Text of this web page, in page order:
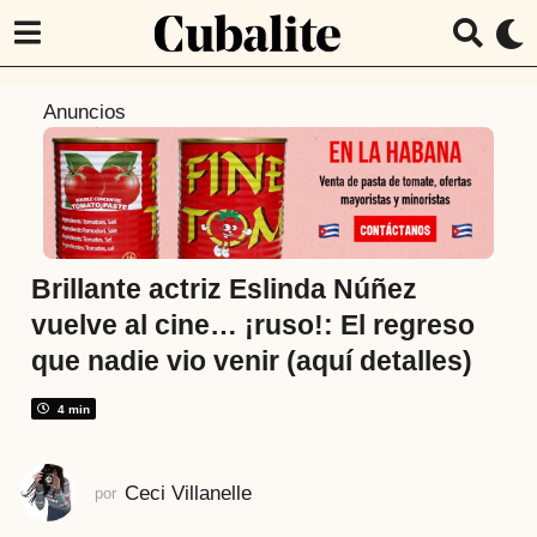
m
a
r
á
s
m
e
Anuncios
Brillante actriz Eslinda Núñez
vuelve al cine… ¡ruso!: El regreso
que nadie vio venir (aquí detalles)
4 min
por Ceci Villanelle